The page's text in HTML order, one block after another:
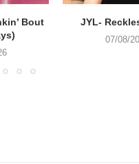
Bout
JYL-
07/08/